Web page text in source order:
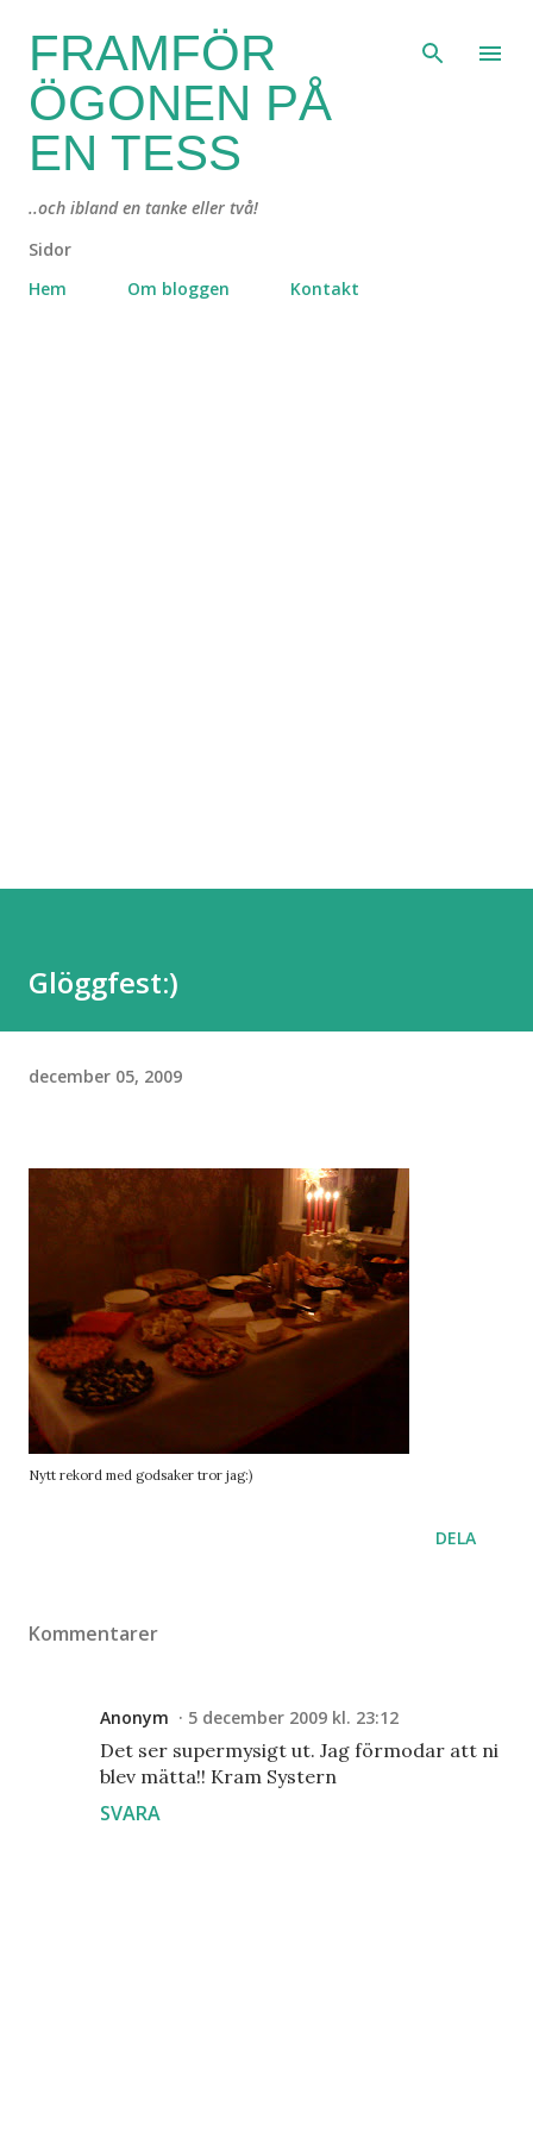
Fortsätt till huvudinnehåll
FRAMFÖR
ÖGONEN PÅ
EN TESS
..och ibland en tanke eller två!
Sidor
Hem
Om bloggen Kontakt
Glöggfest:)
december 05, 2009
Nytt rekord med godsaker tror jag:)
DELA
Kommentarer
Anonym 5 december 2009 kl. 23:12
Det ser supermysigt ut. Jag förmodar att ni
blev mätta!! Kram Systern
SVARA